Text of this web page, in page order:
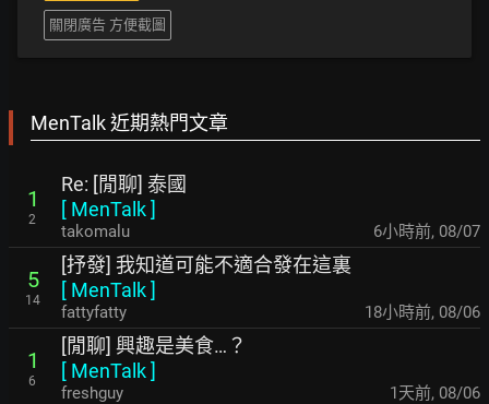
關閉廣告 方便截圖
MenTalk 近期熱門文章
1
2
Re: [閒聊] 泰國
[ MenTalk]
takomalu 6小時前, 08/07
5
14
[抒發] 我知道可能不適合發在這裏
[ MenTalk]
fattyfatty 18小時前, 08/06
1
6
[閒聊] 興趣是美食…？
[ MenTalk]
freshguy 1天前, 08/06